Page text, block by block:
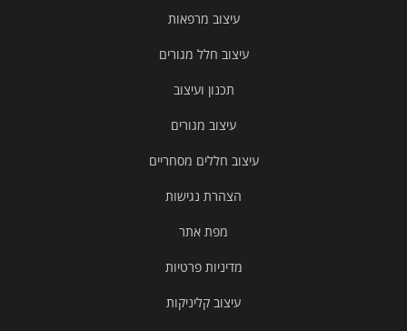
עיצוב מרפאות
עיצוב חלל מגורים
תכנון ועיצוב
עיצוב מגורים
עיצוב חללים מסחריים
הצהרת נגישות
מפת אתר
מדיניות פרטיות
עיצוב קליניקות